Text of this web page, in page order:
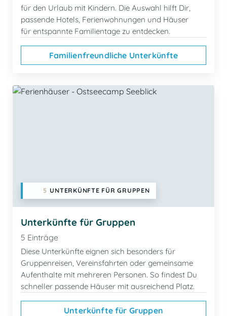
für den Urlaub mit Kindern. Die Auswahl hilft Dir,
passende Hotels, Ferienwohnungen und Häuser
für entspannte Familientage zu entdecken.
Familienfreundliche Unterkünfte
5 UNTERKÜNFTE FÜR GRUPPEN
Unterkünfte für Gruppen
5 Einträge
Diese Unterkünfte eignen sich besonders für
Gruppenreisen, Vereinsfahrten oder gemeinsame
Aufenthalte mit mehreren Personen. So findest Du
schneller passende Häuser mit ausreichend Platz.
Unterkünfte für Gruppen